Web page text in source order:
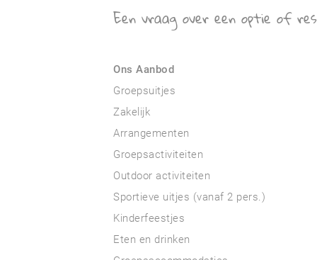
Een vraag over een optie of
Ons Aanbod
Groepsuitjes
Zakelijk
Arrangementen
Groepsactiviteiten
Outdoor activiteiten
Sportieve uitjes (vanaf 2 pers.)
Kinderfeestjes
Eten en drinken